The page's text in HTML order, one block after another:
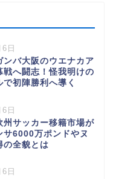
日
ンバ大阪のウエナカア
戦へ闘志！怪我明けの
で初陣勝利へ導く
日
州サッカー移籍市場が
サ6000万ポンドやヌ
の全貌とは
日